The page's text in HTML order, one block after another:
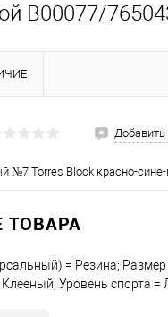
B00077/
№7 Torres Block красно-сине-
ТОВАРА
= Резина;
Уровень спорта =